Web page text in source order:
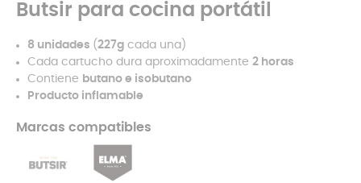
Butsir para cocina portátil
8 unidades (227g cada una)
Cada cartucho dura aproximadamente 2 horas
Contiene butano e isobutano
Producto inflamable
Marcas compatibles